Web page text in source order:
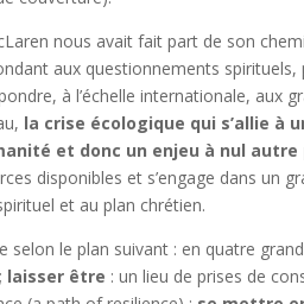
nous avait fait part de son
aux questionnements
à l’échelle internationale, aux
la crise écologique qui s’allie à
et donc un enjeu à nul autre
disponibles et s’engage dans un
et au plan chrétien.
selon le plan suivant : en quatre
laisser être : un lieu de prises de